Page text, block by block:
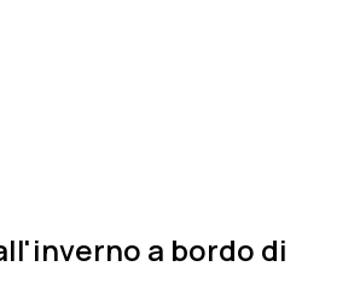
a bordo di